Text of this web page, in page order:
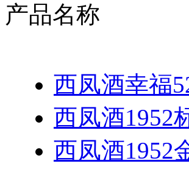
产品名称
西凤酒幸福
西凤酒1952
西凤酒1952